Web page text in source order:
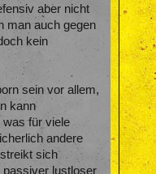
aber nicht
man auch gegen
kein
sein vor allem,
kann
was für viele
andere
sich
passiver lustloser